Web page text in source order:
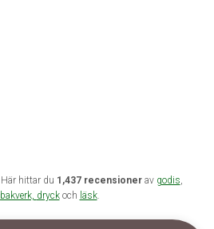
. Här hittar du 1,437 recensionerav godis
bakverk, dryckoch läsk.